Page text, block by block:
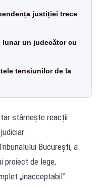
justiției trece
lunar un judecător cu
tensiunilor de la
stârnește reacții
București, a
proiect de lege,
„inacceptabil”.